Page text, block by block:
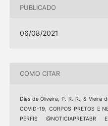
PUBLICADO
06/08/2021
COMO CITAR
Dias de Oliveira, P. R. R., & Vieira
COVID-19, CORPOS PRETOS E
PERFIS @NOTICIAPRETABR